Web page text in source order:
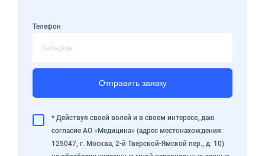
Телефон
Отправить заявку
* Действуя своей волей и в своем интересе, даю
согласие АО «Медицина» (адрес местонахождения:
125047, г. Москва, 2-й Тверской-Ямской пер., д. 10)